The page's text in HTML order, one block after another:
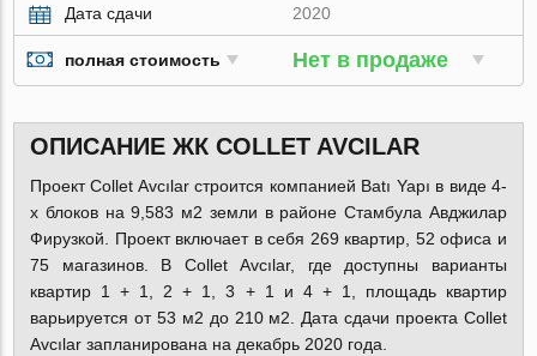
Дата сдачи
2020
полная стоимость Нет в продаже
ОПИСАНИЕ ЖК COLLET AVCILAR
Проект Collet Avcılar строится компанией Batı Yapı в виде 4-
х блоков на 9,583 м2 земли в районе Стамбула Авджилар
Фирузкой. Проект включает в себя 269 квартир, 52 офиса и
75 магазинов. В Collet Avcılar, где доступны варианты
квартир 1 + 1, 2 + 1, 3 + 1 и 4 + 1, площадь квартир
варьируется от 53 м2 до 210 м2. Дата сдачи проекта Collet
Avcılar запланирована на декабрь 2020 года.